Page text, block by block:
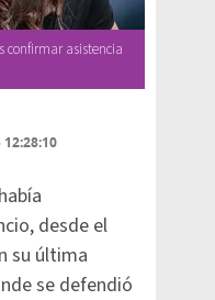
confirmar asistencia
12:28:10
desde el
su última
se defendió